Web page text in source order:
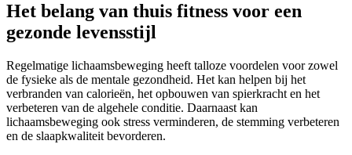
Het belang van thuis fitness voor een
gezonde levensstijl
Regelmatige lichaamsbeweging heeft talloze voordelen voor zowel
de fysieke als de mentale gezondheid. Het kan helpen bij het
verbranden van calorieën, het opbouwen van spierkracht en het
verbeteren van de algehele conditie. Daarnaast kan
lichaamsbeweging ook stress verminderen, de stemming verbeteren
en de slaapkwaliteit bevorderen.